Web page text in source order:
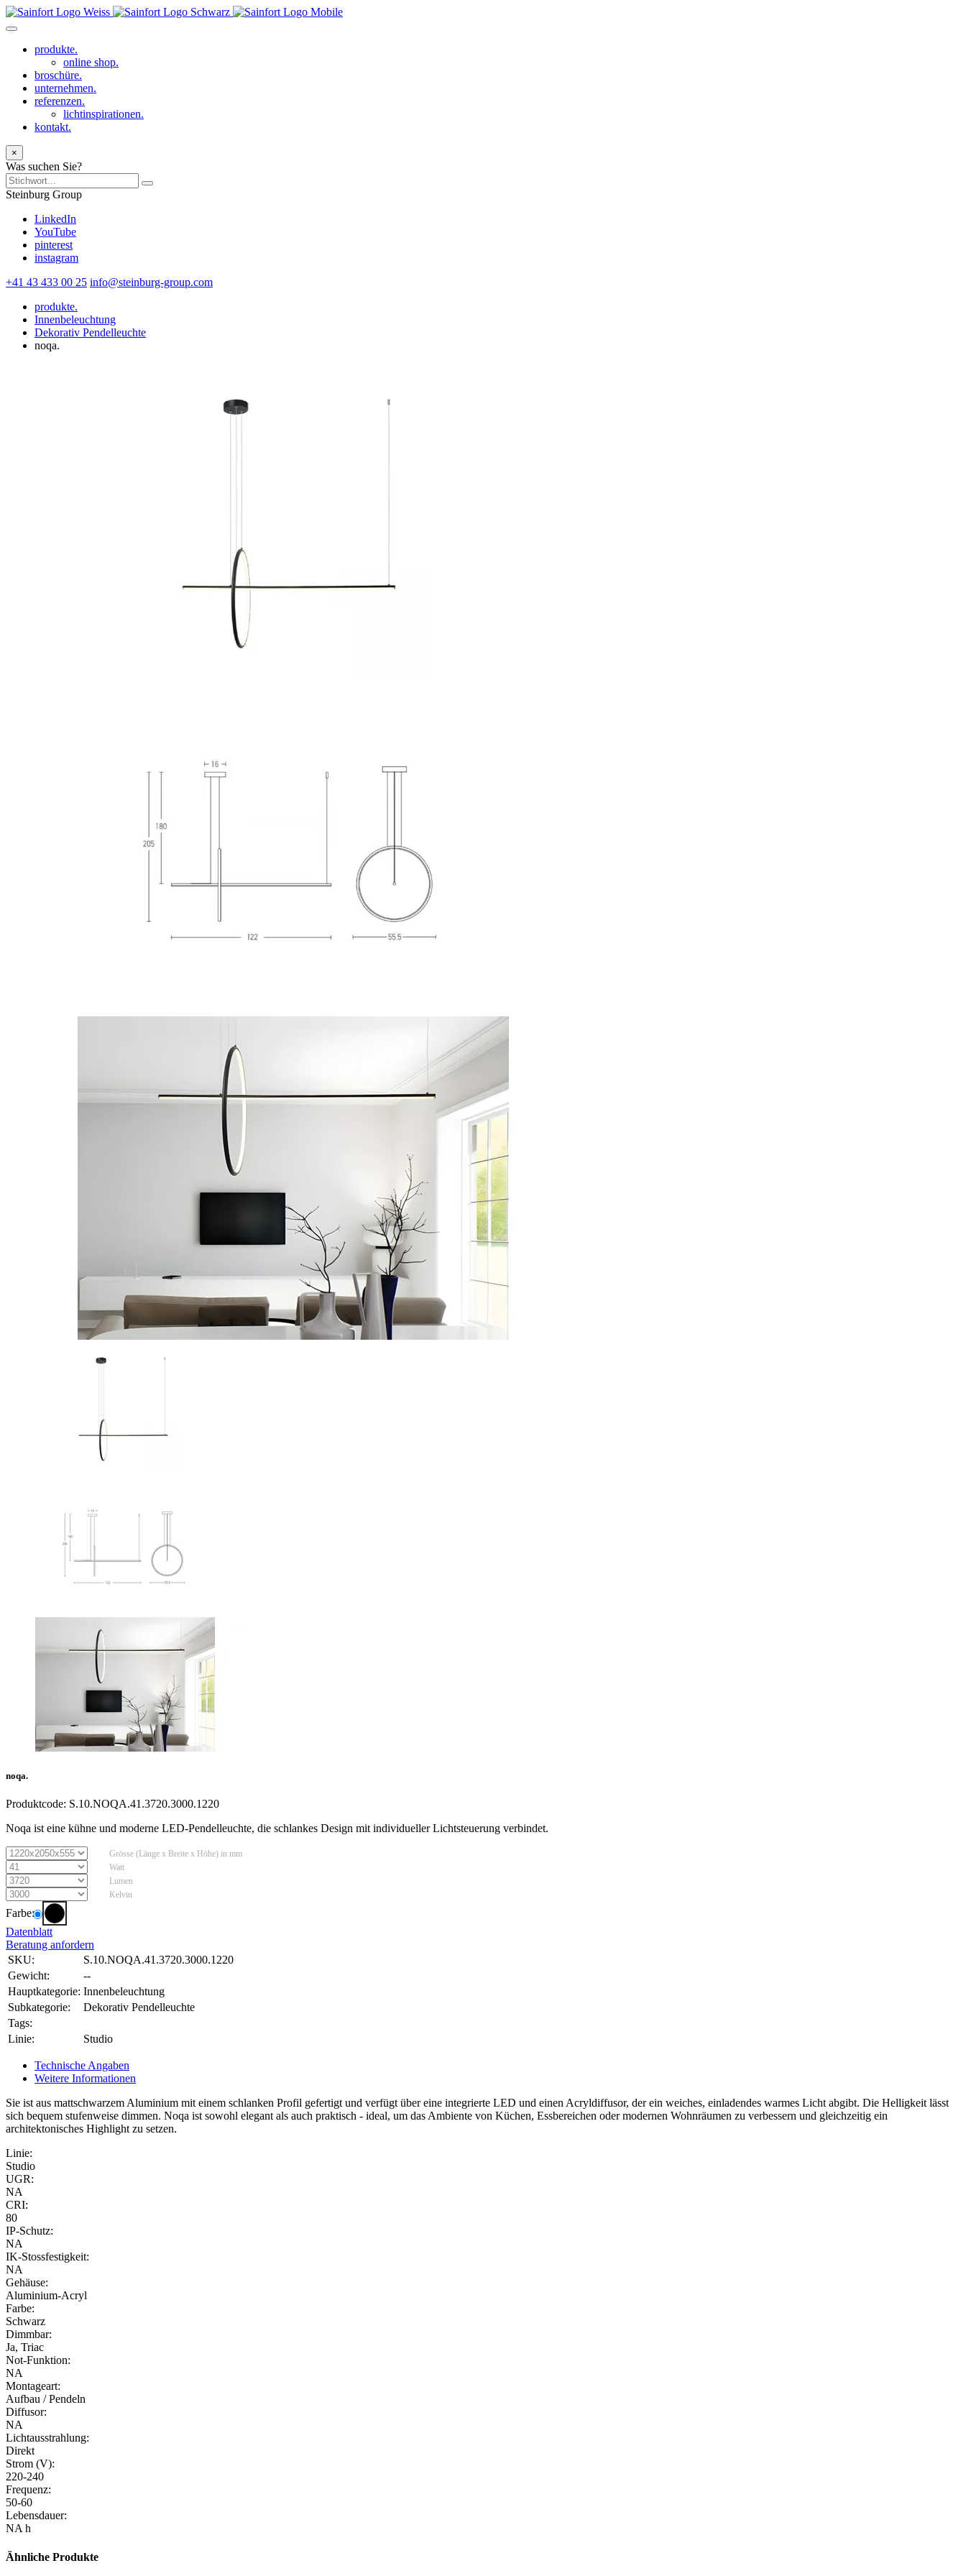
produkte.
online shop.
broschüre.
unternehmen.
referenzen.
lichtinspirationen.
kontakt.
×
Was suchen Sie?
Steinburg Group
LinkedIn
YouTube
pinterest
instagram
+41 43 433 00 25 info@steinburg-group.com
produkte.
Innenbeleuchtung
Dekorativ Pendelleuchte
noqa.
noqa.
Produktcode: S.10.NOQA.41.3720.3000.1220
Noqa ist eine kühne und moderne LED-Pendelleuchte, die schlankes Design mit individueller Lichtsteuerung verbindet.
Grösse (Länge x Breite x Höhe) in mm
Watt
Lumen
Kelvin
Farbe:
Datenblatt
Beratung anfordern
SKU:
S.10.NOQA.41.3720.3000.1220
Gewicht:
--
Hauptkategorie: Innenbeleuchtung
Subkategorie:
Dekorativ Pendelleuchte
Tags:
Linie:
Studio
Technische Angaben
Weitere Informationen
Sie ist aus mattschwarzem Aluminium mit einem schlanken Profil gefertigt und verfügt über eine integrierte LED und einen Acryldiffusor, der ein weiches, einladendes warmes Licht abgibt. Die Helligkeit lässt
sich bequem stufenweise dimmen. Noqa ist sowohl elegant als auch praktisch - ideal, um das Ambiente von Küchen, Essbereichen oder modernen Wohnräumen zu verbessern und gleichzeitig ein
architektonisches Highlight zu setzen.
Linie:
Studio
UGR:
NA
CRI:
80
IP-Schutz:
NA
IK-Stossfestigkeit:
NA
Gehäuse:
Aluminium-Acryl
Farbe:
Schwarz
Dimmbar:
Ja, Triac
Not-Funktion:
NA
Montageart:
Aufbau / Pendeln
Diffusor:
NA
Lichtausstrahlung:
Direkt
Strom (V):
220-240
Frequenz:
50-60
Lebensdauer:
NA h
Ähnliche Produkte